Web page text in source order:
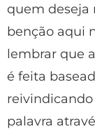
quem deseja
benção aqui
lembrar que a
é feita
palavra